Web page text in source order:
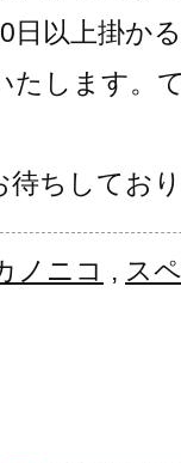
日以上掛か
たします。
待ちしてお
ノニコ , ス